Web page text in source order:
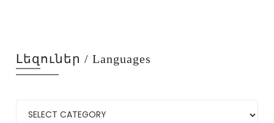
Լեզուներ / Languages